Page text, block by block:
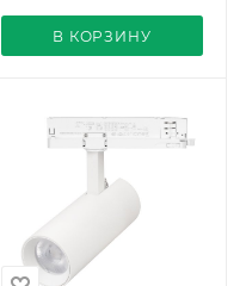
В КОРЗИНУ